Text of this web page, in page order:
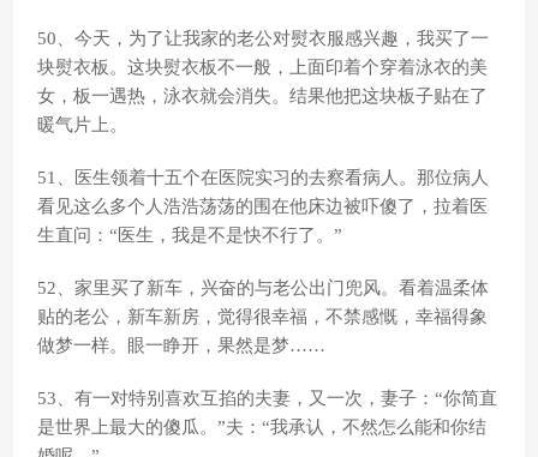
50、今天，为了让我家的老公对熨衣服感兴趣，我买了一
块熨衣板。这块熨衣板不一般，上面印着个穿着泳衣的美
女，板一遇热，泳衣就会消失。结果他把这块板子贴在了
暖气片上。
51、医生领着十五个在医院实习的去察看病人。那位病人
看见这么多个人浩浩荡荡的围在他床边被吓傻了，拉着医
生直问：“医生，我是不是快不行了。”
52、家里买了新车，兴奋的与老公出门兜风。看着温柔体
贴的老公，新车新房，觉得很幸福，不禁感慨，幸福得象
做梦一样。眼一睁开，果然是梦……
53、有一对特别喜欢互掐的夫妻，又一次，妻子：“你简直
是世界上最大的傻瓜。”夫：“我承认，不然怎么能和你结